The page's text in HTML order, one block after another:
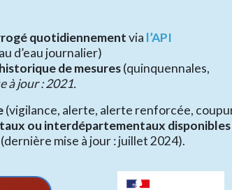
quotidiennementvia l’API
d’eau journalier)
de mesures(quinquennales,
à jour : 2021.
(vigilance, alerte, alerte renforcée,
ou interdépartementaux disponibles
mise à jour : juillet 2024).